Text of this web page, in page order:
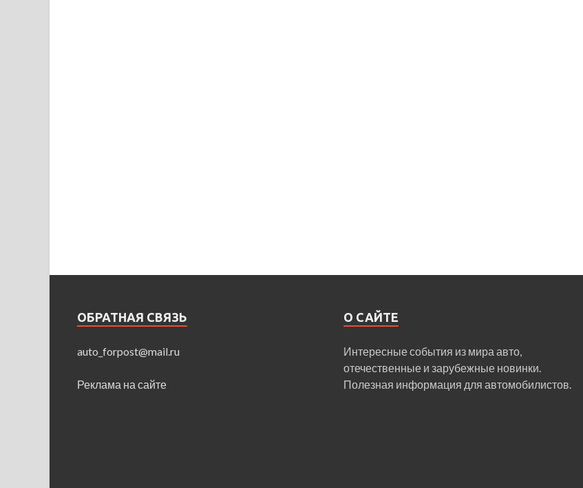
ОБРАТНАЯ СВЯЗЬ
auto_forpost@mail.ru
Реклама на сайте
О САЙТЕ
Интересные события из мира авто,
отечественные и зарубежные новинки.
Полезная информация для автомобилистов.